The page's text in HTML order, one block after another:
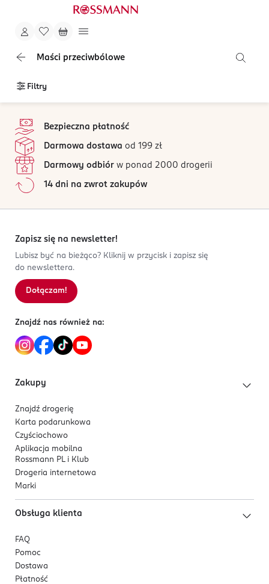
Maści przeciwbólowe
Filtry
Bezpieczna płatność
Darmowa dostawa od 199 zł
Darmowy odbiór w ponad 2000 drogerii
14 dni na zwrot zakupów
Zapisz się na newsletter!
Lubisz być na bieżąco? Kliknij w przycisk i zapisz się
do newslettera.
Dołączam!
Znajdź nas również na:
Zakupy
Znajdź drogerię
Karta podarunkowa
Czyściochowo
Aplikacja mobilna
Rossmann PL i Klub
Drogeria internetowa
Marki
Obsługa klienta
FAQ
Pomoc
Dostawa
Płatność